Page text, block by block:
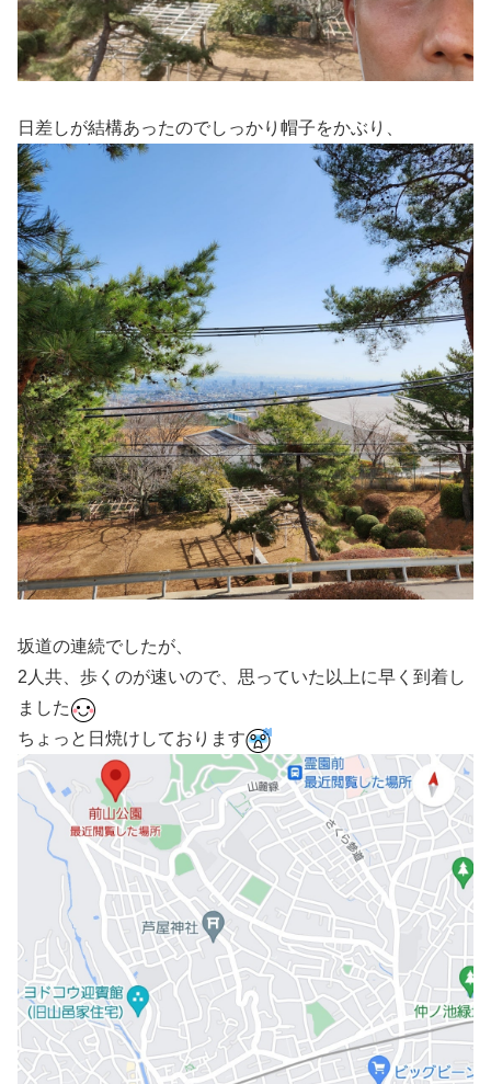
日差しが結構あったのでしっかり帽子をかぶり、
坂道の連続でしたが、
2人共、歩くのが速いので、思っていた以上に早く到着し
ました
ちょっと日焼けしております